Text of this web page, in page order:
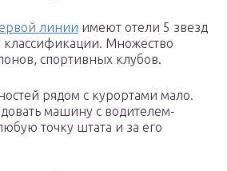
линии имеют отели 5 звезд
Множество
спортивных клубов.
рядом с курортами мало.
машину с водителем-
точку штата и за его